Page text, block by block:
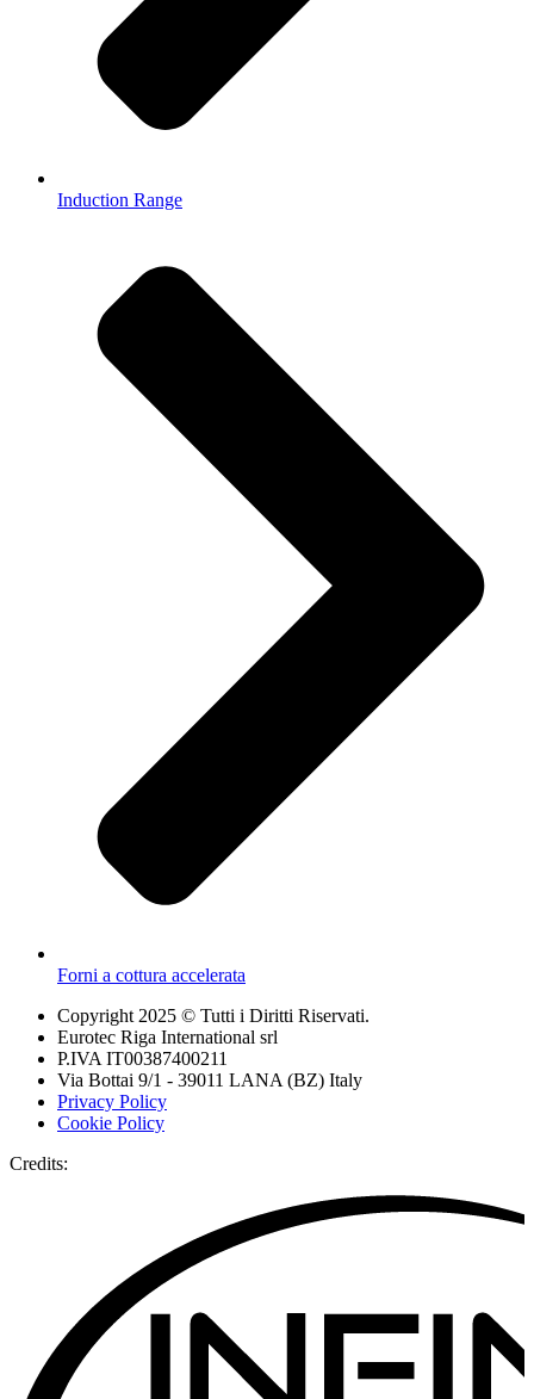
Induction Range
Forni a cottura accelerata
Copyright 2025 © Tutti i Diritti Riservati.
Eurotec Riga International srl
P.IVA IT00387400211
Via Bottai 9/1 - 39011 LANA (BZ) Italy
Privacy Policy
Cookie Policy
Credits: